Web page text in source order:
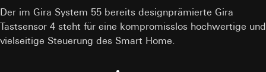
Der im Gira System 55 bereits designprämierte Gira
Tastsensor 4 steht für eine kompromisslos hochwertige und
vielseitige Steuerung des Smart Home.